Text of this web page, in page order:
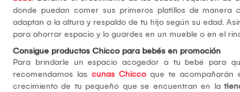
donde puedan comer sus primeros platillos de manera
adaptan a la altura y respaldo de tu hijo según su edad.
para ahorrar espacio y lo guardes en un mueble o en el
Consigue productos Chicco para bebés en promoción
Para brindarle un espacio acogedor a tu bebé para
recomendamos las cunas Chicco que te acompañarán
crecimiento de tu pequeño que se encuentran en la